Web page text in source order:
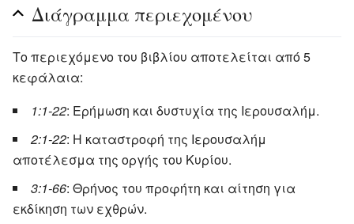
Διάγραμμα περιεχομένου
Το περιεχόμενο του βιβλίου αποτελείται από 5
κεφάλαια:
1:1-22: Ερήμωση και δυστυχία της Ιερουσαλήμ.
2:1-22: Η καταστροφή της Ιερουσαλήμ
αποτέλεσμα της οργής του Κυρίου.
3:1-66: Θρήνος του προφήτη και αίτηση για
εκδίκηση των εχθρών.